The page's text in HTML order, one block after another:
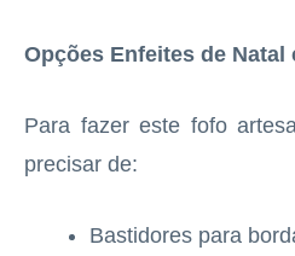
Opções Enfeites de Natal
Para fazer este fofo
precisar de:
Bastidores para